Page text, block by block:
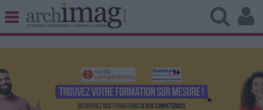
BIBLIOTHÈQUE ÉDITION
UNIVERS DATA
TRAVAIL COLLABORATIF